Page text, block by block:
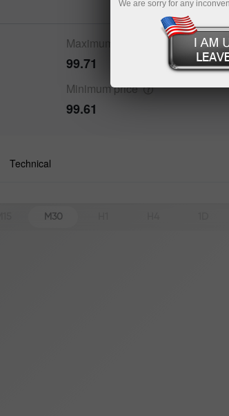
Maximum
99.71
Minimumprice
99.61
Technical
M30
We are sorry for any